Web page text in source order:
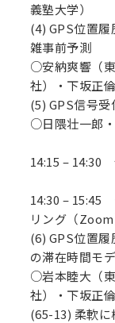
義塾大学）
(4) GPS位置
雑事前予測
○安納爽響（
社）・下坂正
(5) GPS信号
○日隈壮一郎・
14:15 – 14:30
14:30 – 15:45
リング（Zoom
(6) GPS位置
の滞在時間モ
○岩本睦大（
社）・下坂正
(65-13) 柔軟